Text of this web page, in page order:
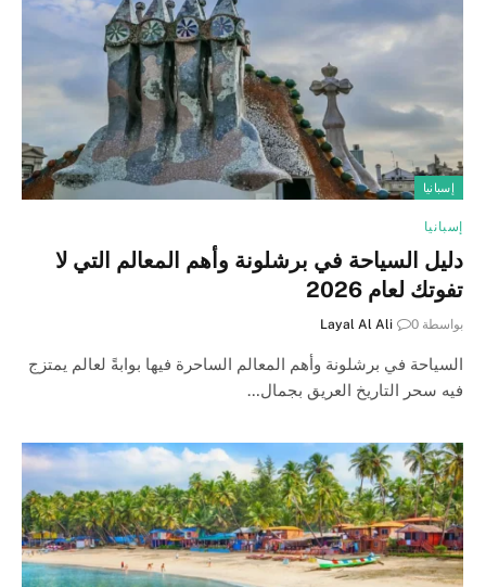
إسبانيا
إسبانيا
دليل السياحة في برشلونة وأهم المعالم التي لا
تفوتك لعام 2026
بواسطة Layal Al Ali 0
السياحة في برشلونة وأهم المعالم الساحرة فيها بوابةً لعالم يمتزج
فيه سحر التاريخ العريق بجمال…